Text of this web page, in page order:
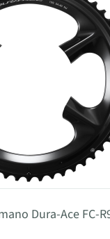
Dura-Ace FC-